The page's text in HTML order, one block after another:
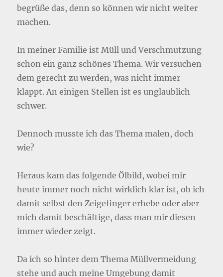
begrüße das, denn so können wir nicht weiter
machen.
In meiner Familie ist Müll und Verschmutzung
schon ein ganz schönes Thema. Wir versuchen
dem gerecht zu werden, was nicht immer
klappt. An einigen Stellen ist es unglaublich
schwer.
Dennoch musste ich das Thema malen, doch
wie?
Heraus kam das folgende Ölbild, wobei mir
heute immer noch nicht wirklich klar ist, ob ich
damit selbst den Zeigefinger erhebe oder aber
mich damit beschäftige, dass man mir diesen
immer wieder zeigt.
Da ich so hinter dem Thema Müllvermeidung
stehe und auch meine Umgebung damit